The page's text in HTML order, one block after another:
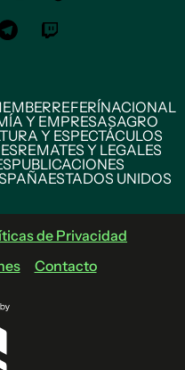
REFERÍNACIONAL
Y EMPRESASAGRO
Y ESPECTÁCULOS
REMATES Y LEGALES
PUBLICACIONES
ESTADOS UNIDOS
de Privacidad
Contacto